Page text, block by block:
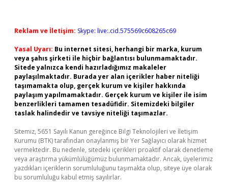
Reklam ve İletişim: Skype: live:.cid.575569c608265c69
Yasal Uyarı: Bu internet sitesi, herhangi bir marka, kurum
veya şahıs şirketi ile hiçbir bağlantısı bulunmamaktadır.
Sitede yalnızca kendi hazırladığımız makaleler
paylaşılmaktadır. Burada yer alan içerikler haber niteliği
taşımamakta olup, gerçek kurum ve kişiler hakkında
paylaşım yapılmamaktadır. Gerçek kurum ve kişiler ile isim
benzerlikleri tamamen tesadüfidir. Sitemizdeki bilgiler
taslak halindedir ve tavsiye niteliği taşımazlar.
Sitemiz, 5651 Sayılı Kanun gereğince Bilgi Teknolojileri ve İletişim
Kurumu (BTK) tarafından onaylanmış bir Yer Sağlayıcı olarak hizmet
vermektedir. Bu nedenle, sitedeki içerikleri proaktif olarak denetleme
veya araştırma yükümlülüğümüz bulunmamaktadır. Ancak, üyelerimiz
yazdıkları içeriklerin sorumluluğunu taşımakta olup, siteye üye olarak
bu sorumluluğu kabul etmiş sayılırlar.